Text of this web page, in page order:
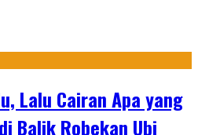
Lalu Cairan Apa yang
Balik Robekan Ubi